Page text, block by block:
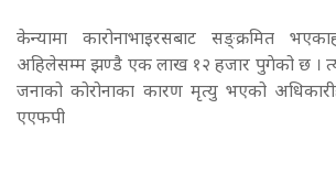
केन्यामा कारोनाभाइरसबाट सङ्क्रमित
अहिलेसम्म झण्डै एक लाख १२ हजार पुगेको छ ।
जनाको कोरोनाका कारण मृत्यु भएको
एएफपी